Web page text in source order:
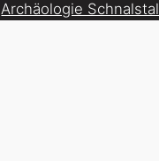
Archäologie Schnalstal